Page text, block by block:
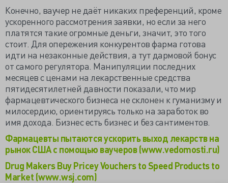
Конечно, ваучер не даёт никаких преференций, кроме
ускоренного рассмотрения заявки, но если за него
платятся такие огромные деньги, значит, это того
стоит. Для опережения конкурентов фарма готова
идти на незаконные действия, а тут дармовой бонус
от самого регулятора. Манипуляции последних
месяцев с ценами на лекарственные средства
пятидесятилетней давности показали, что мир
фармацевтического бизнеса не склонен к гуманизму и
милосердию, ориентируясь только на заработок во
имя дохода. Бизнес есть бизнес и без сантиментов.
Фармацевты пытаются ускорить выход лекарств на
рынок США с помощью ваучеров (www.vedomosti.ru)
Drug Makers Buy Pricey Vouchers to Speed Products to
Market (www.wsj.com)